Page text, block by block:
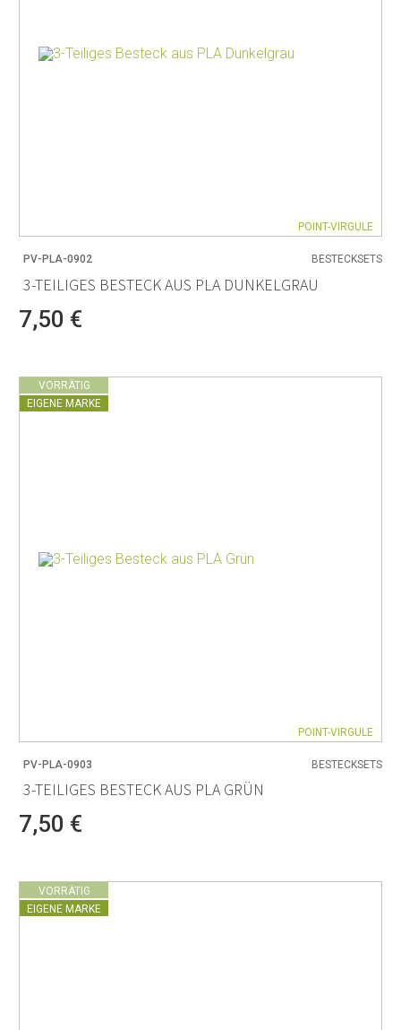
POINT-VIRGULE
PV-PLA-0902 BESTECKSETS
3-TEILIGES BESTECK AUS PLA DUNKELGRAU
7,50 €
VORRÄTIG
EIGENE MARKE
POINT-VIRGULE
PV-PLA-0903 BESTECKSETS
3-TEILIGES BESTECK AUS PLA GRÜN
7,50 €
VORRÄTIG
EIGENE MARKE